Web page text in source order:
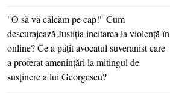
"O să vă călcăm pe cap!" Cum
descurajează Justiţia incitarea la violenţă în
online? Ce a păţit avocatul suveranist care
a proferat ameninţări la mitingul de
susţinere a lui Georgescu?